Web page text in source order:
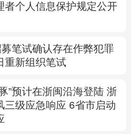
者个人信息保护规定公开
募笔试确认存在作弊犯罪
重新组织笔试
”预计在浙闽沿海登陆 浙
三级应急响应 6省市启动